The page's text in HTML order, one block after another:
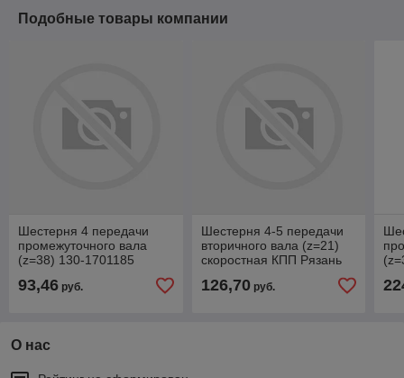
Подобные товары компании
Шестерня 4 передачи
промежуточного вала
(z=38) 130-1701185
93,46 руб.
Шестерня 4-5 передачи
вторичного вала (z=21)
скоростная КПП Рязань
126,70руб.
О нас